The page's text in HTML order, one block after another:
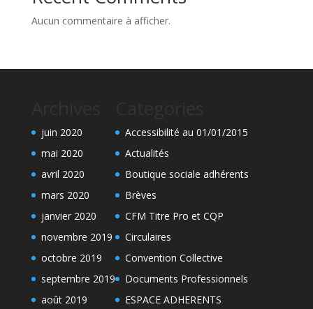
Aucun commentaire à afficher.
juin 2020
mai 2020
avril 2020
mars 2020
janvier 2020
novembre 2019
octobre 2019
septembre 2019
août 2019
Accessibilité au 01/01/2015
Actualités
Boutique sociale adhérents
Brèves
CFM Titre Pro et CQP
Circulaires
Convention Collective
Documents Professionnels
ESPACE ADHERENTS